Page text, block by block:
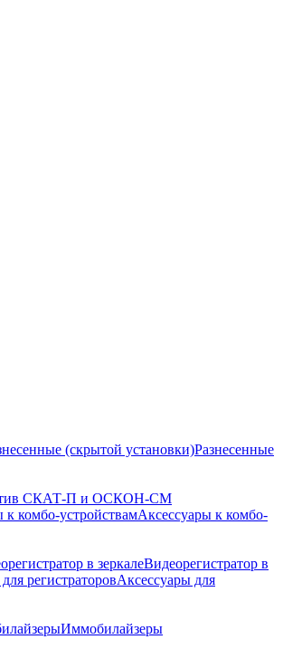
Разнесенные
СКАТ-П и ОСКОН-СМ
Аксессуары к комбо-
Видеорегистратор в
Аксессуары для
Иммобилайзеры